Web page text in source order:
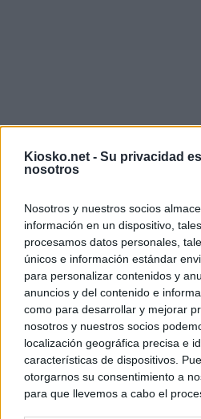
Kiosko.net - Su privacidad
nosotros
Nosotros y nuestros socios
información en un dispositivo,
procesamos datos personales,
únicos e información estándar
para personalizar contenidos y
anuncios y del contenido e
como para desarrollar y mejorar
nosotros y nuestros socios
localización geográfica precisa e
características de dispositivos.
otorgarnos su consentimiento a
para que llevemos a cabo el
© Kiosko.net Aviso Legal